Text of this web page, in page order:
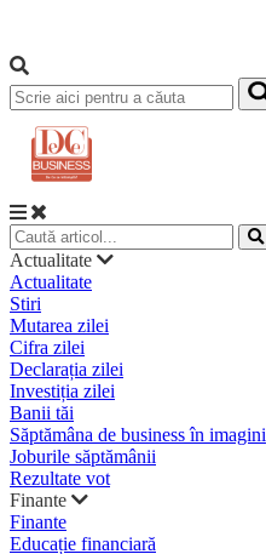
Actualitate
Actualitate
Stiri
Mutarea zilei
Cifra zilei
Declarația zilei
Investiția zilei
Banii tăi
Săptămâna de business în imagini
Joburile săptămânii
Rezultate vot
Finante
Finante
Educație financiară